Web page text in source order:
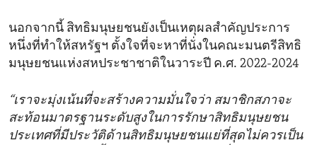
นอกจากนี้ สิทธิมนุษยชนยังเป็นเหตุผลสำคัญประการ
หนึ่งที่ทำให้สหรัฐฯ ตั้งใจที่จะหาที่นั่งในคณะมนตรีสิทธิ
มนุษยชนแห่งสหประชาชาติในวาระปี ค.ศ. 2022-2024
“เราจะมุ่งเน้นที่จะสร้างความมั่นใจว่า สมาชิกสภาจะ
สะท้อนมาตรฐานระดับสูงในการรักษาสิทธิมนุษยชน
ประเทศที่มีประวัติด้านสิทธิมนุษยชนแย่ที่สุดไม่ควรเป็น